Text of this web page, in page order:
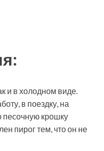
и в холодном виде.
в поездку, на
песочную крошку
пирог тем, что он не